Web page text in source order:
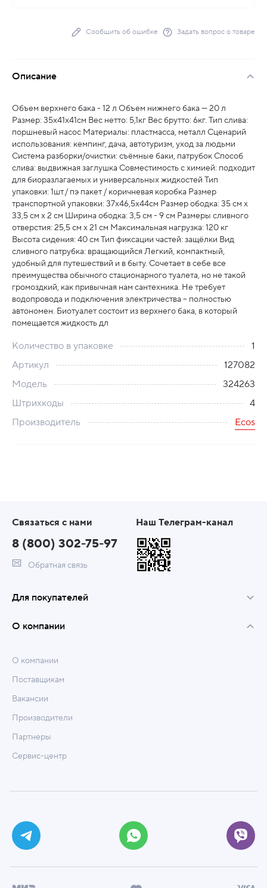
Сообщить об ошибке Задать вопрос о товаре
Описание
Объем верхнего бака - 12 л Объем нижнего бака — 20 л
Размер: 35х41х41см Вес нетто: 5,1кг Вес брутто: 6кг. Тип слива:
поршневый насос Материалы: пластмасса, металл Сценарий
использования: кемпинг, дача, автотуризм, уход за людьми
Система разборки/очистки: съёмные баки, патрубок Способ
слива: выдвижная заглушка Совместимость с химией: подходит
для биоразлагаемых и универсальных жидкостей Тип
упаковки: 1шт./ пэ пакет / коричневая коробка Размер
транспортной упаковки: 37х46,5х44см Размер ободка: 35 см х
33,5 см х 2 см Ширина ободка: 3,5 см - 9 см Размеры сливного
отверстия: 25,5 см х 21 см Максимальная нагрузка: 120 кг
Высота сидения: 40 см Тип фиксации частей: защёлки Вид
сливного патрубка: вращающийся Легкий, компактный,
удобный для путешествий и в быту. Сочетает в себе все
преимущества обычного стационарного туалета, но не такой
громоздкий, как привычная нам сантехника. Не требует
водопровода и подключения электричества – полностью
автономен. Биотуалет состоит из верхнего бака, в который
помещается жидкость дл
Количество в упаковке
1
Артикул
127082
Модель
324263
Штрихкоды
4
Производитель
Ecos
Связаться с нами
8 (800) 302-75-97
Обратная связь
Наш Телеграм-канал
Для покупателей
О компании
О компании
Поставщикам
Вакансии
Производители
Партнеры
Сервис-центр